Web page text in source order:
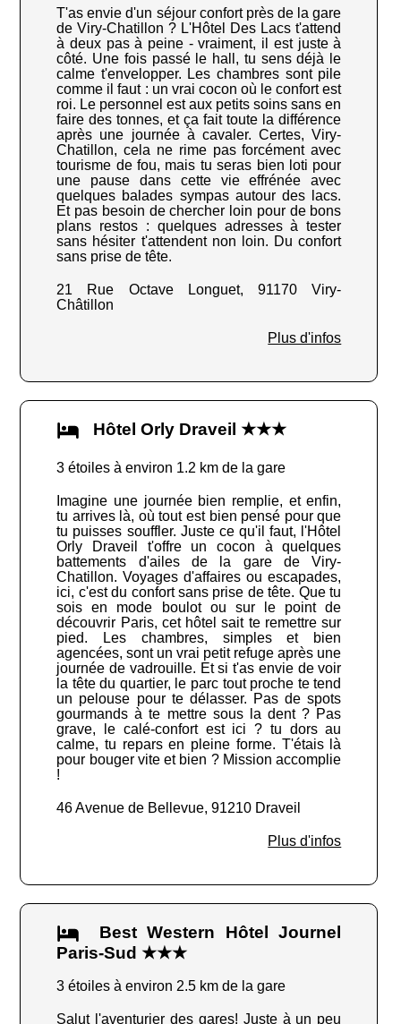
T'as envie d'un séjour confort près de la gare
de Viry-Chatillon ? L'Hôtel Des Lacs t'attend
à deux pas à peine - vraiment, il est juste à
côté. Une fois passé le hall, tu sens déjà le
calme t'envelopper. Les chambres sont pile
comme il faut : un vrai cocon où le confort est
roi. Le personnel est aux petits soins sans en
faire des tonnes, et ça fait toute la différence
après une journée à cavaler. Certes, Viry-
Chatillon, cela ne rime pas forcément avec
tourisme de fou, mais tu seras bien loti pour
une pause dans cette vie effrénée avec
quelques balades sympas autour des lacs.
Et pas besoin de chercher loin pour de bons
plans restos : quelques adresses à tester
sans hésiter t'attendent non loin. Du confort
sans prise de tête.
21 Rue Octave Longuet, 91170 Viry-
Châtillon
Plus d'infos
Hôtel Orly Draveil ★★★
3 étoiles à environ 1.2 km de la gare
Imagine une journée bien remplie, et enfin,
tu arrives là, où tout est bien pensé pour que
tu puisses souffler. Juste ce qu'il faut, l'Hôtel
Orly Draveil t'offre un cocon à quelques
battements d'ailes de la gare de Viry-
Chatillon. Voyages d'affaires ou escapades,
ici, c'est du confort sans prise de tête. Que tu
sois en mode boulot ou sur le point de
découvrir Paris, cet hôtel sait te remettre sur
pied. Les chambres, simples et bien
agencées, sont un vrai petit refuge après une
journée de vadrouille. Et si t'as envie de voir
la tête du quartier, le parc tout proche te tend
un pelouse pour te délasser. Pas de spots
gourmands à te mettre sous la dent ? Pas
grave, le calé-confort est ici ? tu dors au
calme, tu repars en pleine forme. T'étais là
pour bouger vite et bien ? Mission accomplie
!
46 Avenue de Bellevue, 91210 Draveil
Plus d'infos
Best Western Hôtel Journel
Paris-Sud ★★★
3 étoiles à environ 2.5 km de la gare
Salut l'aventurier des gares! Juste à un peu